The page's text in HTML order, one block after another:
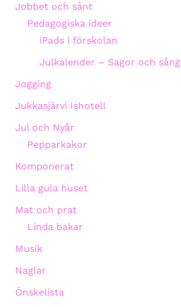
Jobbet och sånt
Pedagogiska ideer
iPads i förskolan
Julkalender – Sagor och sång
Jogging
Jukkasjärvi Ishotell
Jul och Nyår
Pepparkakor
Komponerat
Lilla gula huset
Mat och prat
Linda bakar
Musik
Naglar
Önskelista